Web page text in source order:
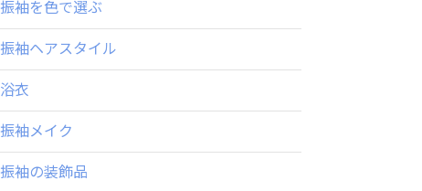
振袖を色で選ぶ
振袖ヘアスタイル
浴衣
振袖メイク
振袖の装飾品